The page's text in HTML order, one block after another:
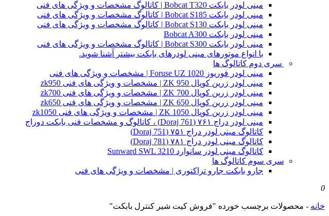
مینی لودر بابکت Bobcat T320 | کاتالوگ مشخصات و ویژگی های فنی
مینی لودر بابکت Bobcat S185 | کاتالوگ مشخصات و ویژگی های فنی
مینی لودر بابکت Bobcat S130 | کاتالوگ مشخصات و ویژگی های فنی
مینی لودر بابکت Bobcat A300
مینی لودر بابکت Bobcat S300 | کاتالوگ مشخصات و ویژگی های فنی
با انواع موتورهای مینی لودرهای بابکت بیشتر آشنا شوید.
سری دوم کاتالوگ ها
مینی لودر فوریوز Foruse UZ 1020 | مشخصات و ویژگی های فنی
مینی لودر زرین کوپال ZK 950 | مشخصات و ویژگی های فنی zk950
مینی لودر زرین کوپال ZK 700 | مشخصات و ویژگی های فنی zk700
مینی لودر زرین کوپال ZK 650 | مشخصات و ویژگی های فنی zk650
مینی لودر زرین کوپال ZK 1050 | مشخصات و ویژگی های فنی zk1050
مینی لودر دراج ۷۶۱ (Doraj 761) ، کاتالوگ و مشخصات فنی بابکت دوراج
کاتالوگ مینی لودر دراج ۷۵۱ (Doraj 751)
کاتالوگ مینی لودر دراج ۷۸۱ (Doraj 781)
کاتالوگ مینی لودر سانوارد Sunward SWL 3210
سری سوم کاتالوگ ها
جارو بابکت جارو تراکتوری | مشخصات و ویژگی های فنی
0
خانه - محصولات برچسب خورده "فروش کیت شیر کنترل بابکت"